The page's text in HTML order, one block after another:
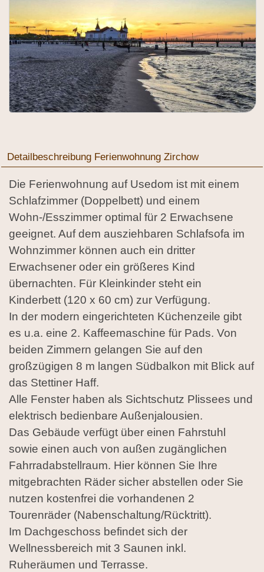
Detailbeschreibung Ferienwohnung Zirchow
Die Ferienwohnung auf Usedom ist mit einem
Schlafzimmer (Doppelbett) und einem
Wohn-/Esszimmer optimal für 2 Erwachsene
geeignet. Auf dem ausziehbaren Schlafsofa im
Wohnzimmer können auch ein dritter
Erwachsener oder ein größeres Kind
übernachten. Für Kleinkinder steht ein
Kinderbett (120 x 60 cm) zur Verfügung.
In der modern eingerichteten Küchenzeile gibt
es u.a. eine 2. Kaffeemaschine für Pads. Von
beiden Zimmern gelangen Sie auf den
großzügigen 8 m langen Südbalkon mit Blick auf
das Stettiner Haff.
Alle Fenster haben als Sichtschutz Plissees und
elektrisch bedienbare Außenjalousien.
Das Gebäude verfügt über einen Fahrstuhl
sowie einen auch von außen zugänglichen
Fahrradabstellraum. Hier können Sie Ihre
mitgebrachten Räder sicher abstellen oder Sie
nutzen kostenfrei die vorhandenen 2
Tourenräder (Nabenschaltung/Rücktritt).
Im Dachgeschoss befindet sich der
Wellnessbereich mit 3 Saunen inkl.
Ruheräumen und Terrasse.